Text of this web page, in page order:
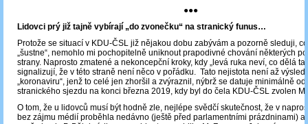
●●●
Lidovci prý již tajně vybírají „do zvonečku“ na stranický funus…
Protože se situací v KDU-ČSL již nějakou dobu zabývám a pozorně sleduji,
„šustne“, nemohlo mi pochopitelně uniknout prapodivné chování některých
strany. Naprosto zmatené a nekoncepční kroky, kdy „levá ruka neví, co dělá ta
signalizují, že v této straně není něco v pořádku. Tato nejistota není až
„koronaviru“, jenž to celé jen zhoršil a zvýraznil, nýbrž se datuje minimálně od
stranického sjezdu na konci března 2019, kdy byl do čela KDU-ČSL zvolen
O tom, že u lidovců musí být hodně zle, nejlépe svědčí skutečnost, že v
bez zájmu médií proběhla nedávno (ještě před parlamentními prázdninami)